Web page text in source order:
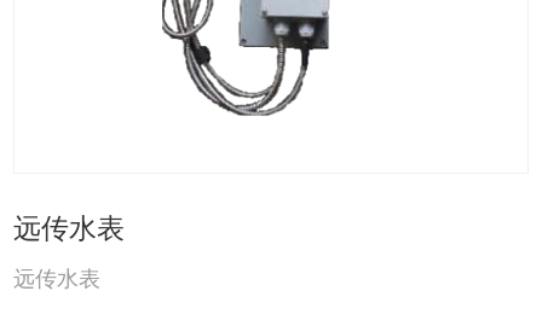
远传水表
远传水表